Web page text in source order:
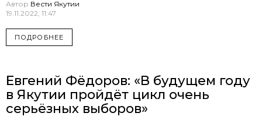
Автор Вести Якутии
19.11.2022, 11:47
ПОДРОБНЕЕ
Евгений Фёдоров: «В будущем году
в Якутии пройдёт цикл очень
серьёзных выборов»